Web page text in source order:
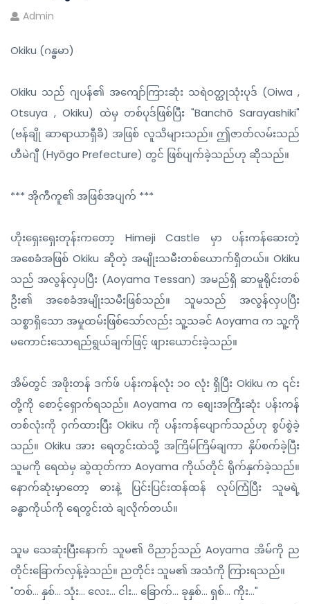
Admin
Okiku (ဂန္ဓမာ)
Okiku သည် ဂျပန်၏ အကျော်ကြားဆုံး သရဲဝတ္ထုသုံးပုဒ် (Oiwa ,
Otsuya , Okiku) ထဲမှ တစ်ပုဒ်ဖြစ်ပြီး "Banchō Sarayashiki"
(ဗန်ချို ဆာရာယာရှီခိ) အဖြစ် လူသိများသည်။ ဤဇာတ်လမ်းသည်
ဟီမဲဂျီ (Hyōgo Prefecture) တွင် ဖြစ်ပျက်ခဲ့သည်ဟု ဆိုသည်။
*** အိုကီကူ၏ အဖြစ်အပျက် ***
ဟိုးရှေးရှေးတုန်းကတော့ Himeji Castle မှာ ပန်းကန်ဆေးတဲ့
အစေခံအဖြစ် Okiku ဆိုတဲ့ အမျိုးသမီးတစ်ယောက်ရှိတယ်။ Okiku
သည် အလွန်လှပပြီး (Aoyama Tessan) အမည်ရှိ ဆာမူရိုင်းတစ်
ဦး၏ အစေခံအမျိုးသမီးဖြစ်သည်။ သူမသည် အလွန်လှပပြီး
သစ္စာရှိသော အမှုထမ်းဖြစ်သော်လည်း သူ့သခင် Aoyama က သူ့ကို
မကောင်းသောရည်ရွယ်ချက်ဖြင့် ဖျားယောင်းခဲ့သည်။
အိမ်တွင် အဖိုးတန် ဒက်ဖ် ပန်းကန်လုံး ၁၀ လုံး ရှိပြီး Okiku က ၎င်း
တို့ကို စောင့်ရှောက်ရသည်။ Aoyama က စျေးအကြီးဆုံး ပန်းကန်
တစ်လုံးကို ဝှက်ထားပြီး Okiku ကို ပန်းကန်ပျောက်သည်ဟု စွပ်စွဲခဲ့
သည်။ Okiku အား ရေတွင်းထဲသို့ အကြိမ်ကြိမ်ချကာ နှိပ်စက်ခဲ့ပြီး
သူမကို ရေထဲမှ ဆွဲထုတ်ကာ Aoyama ကိုယ်တိုင် ရိုက်နှက်ခဲ့သည်။
နောက်ဆုံးမှာတော့ ဓားနဲ့ ပြင်းပြင်းထန်ထန် လုပ်ကြံပြီး သူမရဲ့
ခန္ဓာကိုယ်ကို ရေတွင်းထဲ ချလိုက်တယ်။
သူမ သေဆုံးပြီးနောက် သူမ၏ ဝိညာဉ်သည် Aoyama အိမ်ကို ည
တိုင်းခြောက်လှန့်ခဲ့သည်။ ညတိုင်း သူမ၏ အသံကို ကြားရသည်။
"တစ်... နှစ်... သုံး... လေး... ငါး... ခြောက်... ခုနှစ်... ရှစ်... ကိုး..."